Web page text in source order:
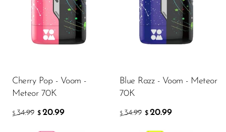
Geek Bar
Glamee
HERO
Hi-Drip
Hulk Hogan
Cherry Pop - Voom -
Meteor 70K
$ 34.99 $ 20.99
Blue Razz - Voom - Meteor
70K
$ 34.99 $ 20.99